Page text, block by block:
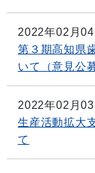
2022年02月04
第３期高知県
いて（意見公
2022年02月03
生産活動拡大
て